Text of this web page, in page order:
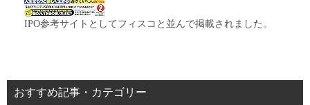
IPO参考サイトとしてフィスコと並んで掲載されました。
おすすめ記事・カテゴリー